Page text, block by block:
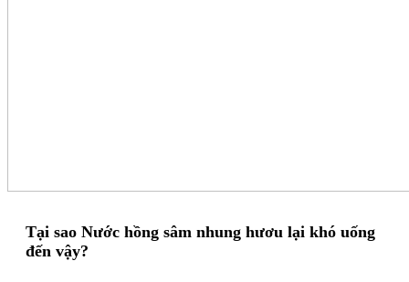
Tại sao Nước hồng sâm nhung hươu lại khó uống
đến vậy?